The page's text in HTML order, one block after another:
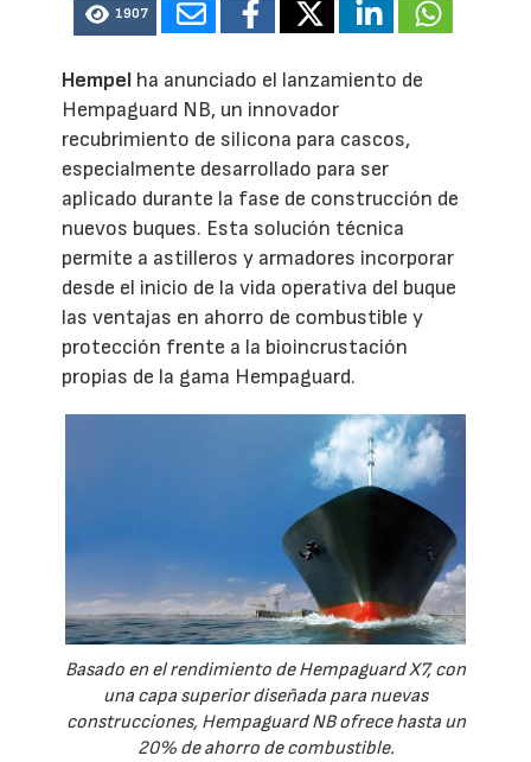
1907
Hempel ha anunciado el lanzamiento de
Hempaguard NB, un innovador
recubrimiento de silicona para cascos,
especialmente desarrollado para ser
aplicado durante la fase de construcción de
nuevos buques. Esta solución técnica
permite a astilleros y armadores incorporar
desde el inicio de la vida operativa del buque
las ventajas en ahorro de combustible y
protección frente a la bioincrustación
propias de la gama Hempaguard.
Basado en el rendimiento de Hempaguard X7, con
una capa superior diseñada para nuevas
construcciones, Hempaguard NB ofrece hasta un
20% de ahorro de combustible.